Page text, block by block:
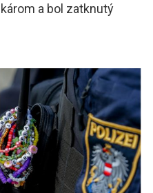
a bol zatknutý